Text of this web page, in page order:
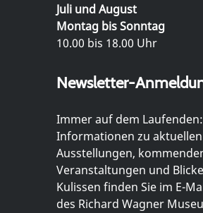
Juli und August
Montag bis Sonntag
10.00 bis 18.00 Uhr
Newsletter-
Immer auf dem Laufenden:
Informationen zu aktuellen
Ausstellungen,
Veranstaltungen und
Kulissen finden Sie im E-
des Richard Wagner